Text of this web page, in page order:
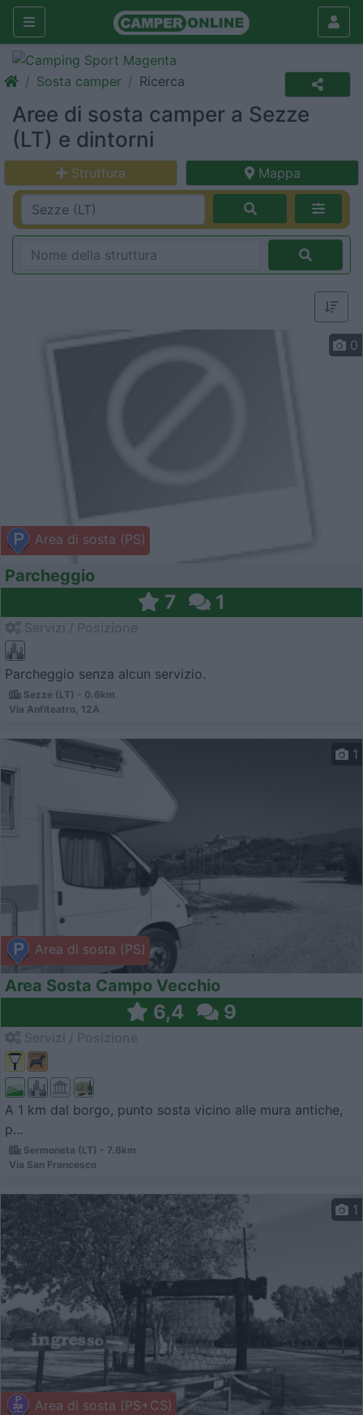
Sosta camper Ricerca
Aree di sosta camper a Sezze
(LT) e dintorni
Struttura Mappa
Area di sosta (PS)
0
Parcheggio
7 1
Parcheggio senza alcun servizio.
Sezze (LT) - 0.6km
Via Anfiteatro, 12A
Area di sosta (PS)
1
Area Sosta Campo Vecchio
6,4 9
A 1 km dal borgo, punto sosta vicino alle mura antiche,
p...
Sermoneta (LT) - 7.8km
Via San Francesco
Area di sosta (PS+CS)
1